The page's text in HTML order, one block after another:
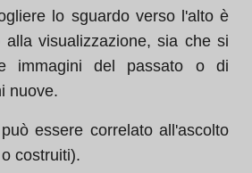
lo sguardo verso l'alto è
alla visualizzazione, sia che si
immagini del passato o di
nuove.
essere correlato all'ascolto
costruiti).